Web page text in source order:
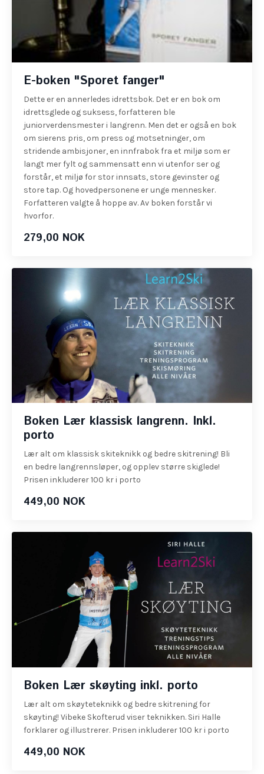
E-boken "Sporet fanger"
Dette er en annerledes idrettsbok. Det er en bok om
idrettsglede og suksess, forfatteren ble
juniorverdensmester i langrenn. Men det er også en bok
om sierens pris, om press og motsetninger, om
stridende ambisjoner, en innfrabok fra et miljø som er
langt mer fylt og sammensatt enn vi utenfor ser og
forstår, et miljø for stor innsats, store gevinster og
store tap. Og hovedpersonene er unge mennesker.
Forfatteren valgte å hoppe av. Av boken forstår vi
hvorfor.
279,00 NOK
Boken Lær klassisk langrenn. Inkl.
porto
Lær alt om klassisk skiteknikk og bedre skitrening! Bli
en bedre langrennsløper, og opplev større skiglede!
Prisen inkluderer 100 kr i porto
449,00 NOK
Boken Lær skøyting inkl. porto
Lær alt om skøyteteknikk og bedre skitrening for
skøyting! Vibeke Skofterud viser teknikken. Siri Halle
forklarer og illustrerer. Prisen inkluderer 100 kr i porto
449,00 NOK